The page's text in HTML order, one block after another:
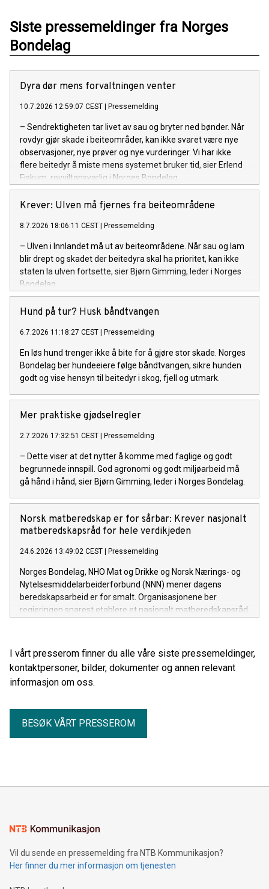
Siste pressemeldinger fra Norges
Bondelag
Dyra dør mens forvaltningen venter
10.7.2026 12:59:07 CEST Pressemelding
– Sendrektigheten tar livet av sau og bryter ned bønder. Når
rovdyr gjør skade i beiteområder, kan ikke svaret være nye
observasjoner, nye prøver og nye vurderinger. Vi har ikke
flere beitedyr å miste mens systemet bruker tid, sier Erlend
Fiskum, rovviltansvarlig i Norges Bondelag.
Krever: Ulven må fjernes fra beiteområdene
8.7.2026 18:06:11 CEST Pressemelding
– Ulven i Innlandet må ut av beiteområdene. Når sau og lam
blir drept og skadet der beitedyra skal ha prioritet, kan ikke
staten la ulven fortsette, sier Bjørn Gimming, leder i Norges
Bondelag.
Hund på tur? Husk båndtvangen
6.7.2026 11:18:27 CEST Pressemelding
En løs hund trenger ikke å bite for å gjøre stor skade. Norges
Bondelag ber hundeeiere følge båndtvangen, sikre hunden
godt og vise hensyn til beitedyr i skog, fjell og utmark.
Mer praktiske gjødselregler
2.7.2026 17:32:51 CEST Pressemelding
– Dette viser at det nytter å komme med faglige og godt
begrunnede innspill. God agronomi og godt miljøarbeid må
gå hånd i hånd, sier Bjørn Gimming, leder i Norges Bondelag.
Norsk matberedskap er for sårbar: Krever nasjonalt
matberedskapsråd for hele verdikjeden
24.6.2026 13:49:02 CEST Pressemelding
Norges Bondelag, NHO Mat og Drikke og Norsk Nærings- og
Nytelsesmiddelarbeiderforbund (NNN) mener dagens
beredskapsarbeid er for smalt. Organisasjonene ber
regjeringen snarest etablere et nasjonalt matberedskapsråd
I vårt presserom finner du alle våre siste pressemeldinger,
kontaktpersoner, bilder, dokumenter og annen relevant
informasjon om oss.
BESØK VÅRT PRESSEROM
Vil du sende en pressemelding fra NTB Kommunikasjon?
Her finner du mer informasjon om tjenesten